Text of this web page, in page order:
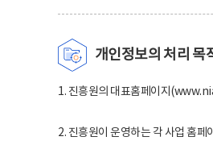
개인정보의 처리 목
1. 진흥원의 대표홈페이지
2. 진흥원이 운영하는 각 사업 홈